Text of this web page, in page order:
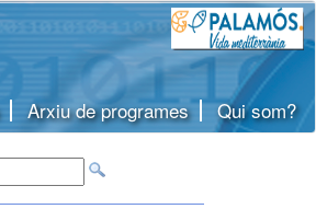
Arxiu de programes Qui som?